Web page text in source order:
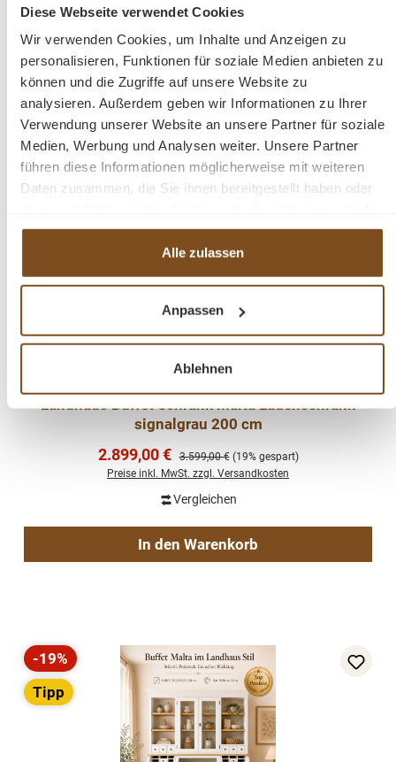
Diese Webseite verwendet Cookies
Wir verwenden Cookies, um Inhalte und Anzeigen zu
personalisieren, Funktionen für soziale Medien anbieten zu
können und die Zugriffe auf unsere Website zu
analysieren. Außerdem geben wir Informationen zu Ihrer
Verwendung unserer Website an unsere Partner für soziale
Medien, Werbung und Analysen weiter. Unsere Partner
führen diese Informationen möglicherweise mit weiteren
Daten zusammen, die Sie ihnen bereitgestellt haben oder
haben.
Alle zulassen
Anpassen
Ablehnen
Preise inkl. MwSt. zzgl. Versandkosten
Vergleichen
In den Warenkorb
Tipp
Landhaus Buffet Schrank Malta Ladenschrank
signalgrau 200 cm
Verkaufspreis:
2.899,00 € Regulärer Preis:
3.599,00 € (19% gespart)
Preise inkl. MwSt. zzgl. Versandkosten
Vergleichen
In den Warenkorb
Rabatt
-19%
Tipp